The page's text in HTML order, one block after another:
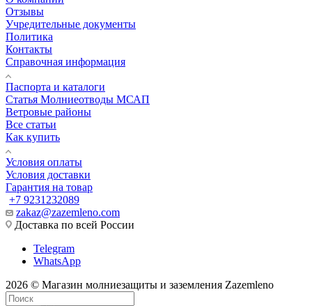
Отзывы
Учредительные документы
Политика
Контакты
Справочная информация
Паспорта и каталоги
Статья Молниеотводы МСАП
Ветровые районы
Все статьи
Как купить
Условия оплаты
Условия доставки
Гарантия на товар
+7 9231232089
zakaz@zazemleno.com
Доставка по всей России
Telegram
WhatsApp
2026 © Магазин молниезащиты и заземления Zazemleno